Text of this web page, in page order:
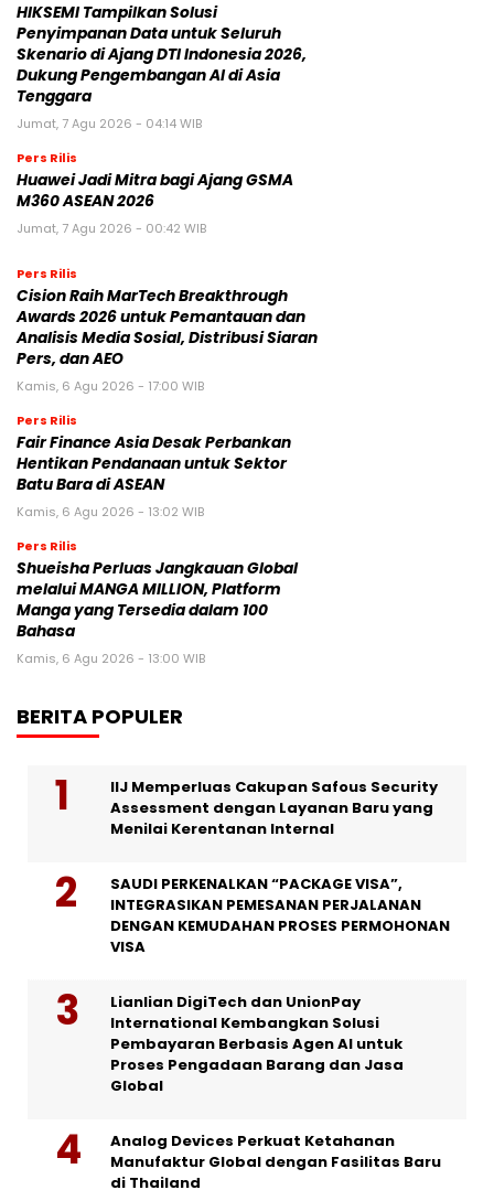
HIKSEMI Tampilkan Solusi
Penyimpanan Data untuk Seluruh
Skenario di Ajang DTI Indonesia 2026,
Dukung Pengembangan AI di Asia
Tenggara
Jumat, 7 Agu 2026 - 04:14 WIB
Pers Rilis
Huawei Jadi Mitra bagi Ajang GSMA
M360 ASEAN 2026
Jumat, 7 Agu 2026 - 00:42 WIB
Pers Rilis
Cision Raih MarTech Breakthrough
Awards 2026 untuk Pemantauan dan
Analisis Media Sosial, Distribusi Siaran
Pers, dan AEO
Kamis, 6 Agu 2026 - 17:00 WIB
Pers Rilis
Fair Finance Asia Desak Perbankan
Hentikan Pendanaan untuk Sektor
Batu Bara di ASEAN
Kamis, 6 Agu 2026 - 13:02 WIB
Pers Rilis
Shueisha Perluas Jangkauan Global
melalui MANGA MILLION, Platform
Manga yang Tersedia dalam 100
Bahasa
Kamis, 6 Agu 2026 - 13:00 WIB
BERITA POPULER
IIJ Memperluas Cakupan Safous Security
Assessment dengan Layanan Baru yang
Menilai Kerentanan Internal
SAUDI PERKENALKAN “PACKAGE VISA”,
INTEGRASIKAN PEMESANAN PERJALANAN
DENGAN KEMUDAHAN PROSES PERMOHONAN
VISA
Lianlian DigiTech dan UnionPay
International Kembangkan Solusi
Pembayaran Berbasis Agen AI untuk
Proses Pengadaan Barang dan Jasa
Global
Analog Devices Perkuat Ketahanan
Manufaktur Global dengan Fasilitas Baru
di Thailand